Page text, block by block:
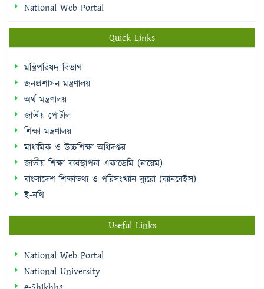
National Web Portal
Quick Links
মন্ত্রিপরিষদ বিভাগ
জনপ্রশাসন মন্ত্রণালয়
অর্থ মন্ত্রণালয়
জাতীয় পোর্টাল
শিক্ষা মন্ত্রণালয়
মাধ্যমিক ও উচ্চশিক্ষা অধিদপ্তর
জাতীয় শিক্ষা ব্যবস্থাপনা একাডেমি (নায়েম)
বাংলাদেশ শিক্ষাতথ্য ও পরিসংখ্যান ব্যুরো (ব্যানবেইস)
ই-নথি
Useful Links
National Web Portal
National University